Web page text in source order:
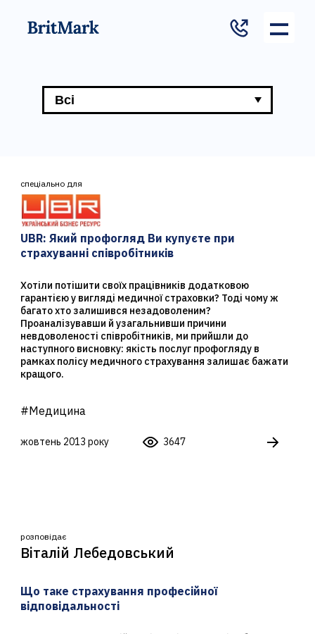
спеціально для
UBR:Який профогляд Ви купуєте при
страхуванні співробітників
Хотіли потішити своїх працівників додатковою
гарантією у вигляді медичної страховки? Тоді чому ж
багато хто залишився незадоволеним?
Проаналізувавши й узагальнивши причини
невдоволеності співробітників, ми прийшли до
наступного висновку: якість послуг профогляду в
рамках полісу медичного страхування залишає бажати
кращого.
#Медицина
жовтень 2013 року 3647
розповідає
Віталій Лебедовський
Що таке страхування професійної
відповідальності